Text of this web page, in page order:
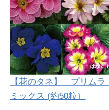
【花のタネ】 プリム
ミックス (約50粒）